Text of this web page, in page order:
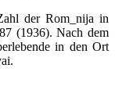
der Rom_nija in
(1936). Nach dem
in den Ort